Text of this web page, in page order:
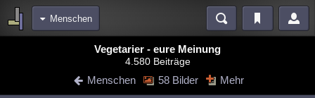
Menschen
Blogs Videos
Chat Wiki Neuigkeiten
Vegetarier - eure Meinung
4.580 Beiträge
Menschen 58 Bilder Mehr